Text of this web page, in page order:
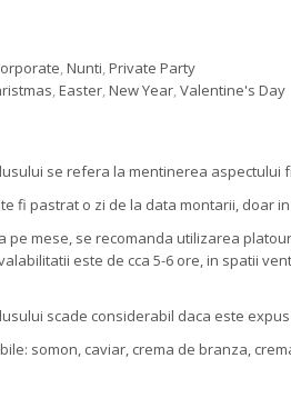
,Nunti,Private Party
,Easter,New Year,Valentine's Day
se refera la mentinerea aspectului
fi pastrat o zi de la data montarii, doar
pe mese, se recomanda utilizarea
este de cca 5-6 ore, in spatii
scade considerabil daca este
somon, caviar, crema de branza,